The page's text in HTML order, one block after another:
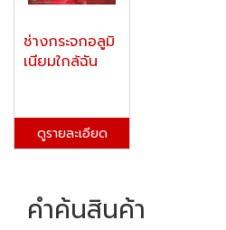
ช่างกระจกอลูมิ
เนียมใกล้ฉัน
ดูรายละเอียด
คำค้นสินค้า